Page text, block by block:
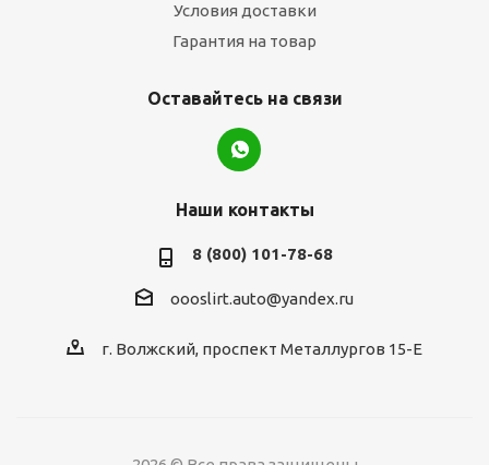
Условия доставки
Гарантия на товар
Оставайтесь на связи
Наши контакты
8 (800) 101-78-68
oooslirt.auto@yandex.ru
г. Волжский, проспект Металлургов 15-Е